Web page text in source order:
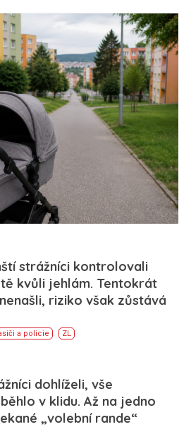
strážníci kontrolovali
kvůli jehlám. Tentokrát
riziko však zůstává
a policie ZL
dohlíželi, vše
v klidu. Až na jedno
„volební rande“